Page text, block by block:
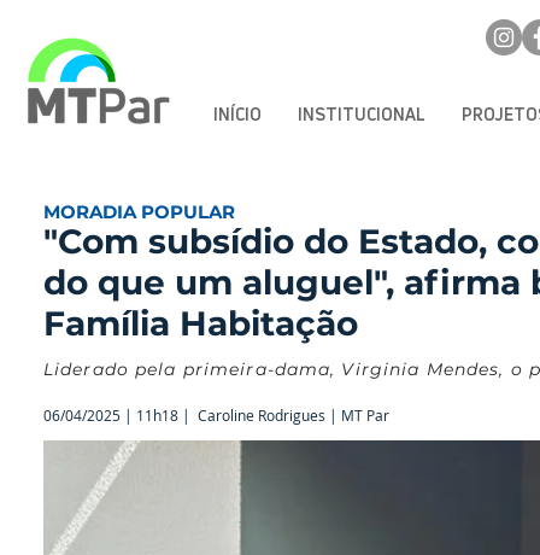
INÍCIO INSTITUCIONAL
MORADIA POPULAR
Liderado pela primeira-dama, Virginia Mendes,
06/04/2025 | 11h18 | Caroline Rodrigues | MT Par
"Com subsídio do Estado,
do que um aluguel", afirma
Família Habitação